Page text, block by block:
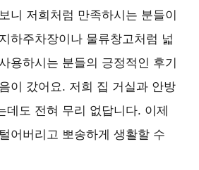
니 저희처럼 만족하시는 분들이
하주차장이나 물류창고처럼 넓
용하시는 분들의 긍정적인 후기
이 갔어요. 저희 집 거실과 안방
데도 전혀 무리 없답니다. 이제
어버리고 뽀송하게 생활할 수